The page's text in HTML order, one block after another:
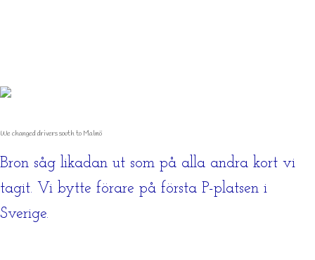
We changed drivers south to Malmö
Bron såg likadan ut som på alla andra kort vi
tagit. Vi bytte förare på första P-platsen i
Sverige.